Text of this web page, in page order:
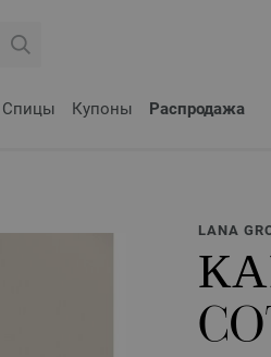
Спицы Купоны Распродажа
LANA